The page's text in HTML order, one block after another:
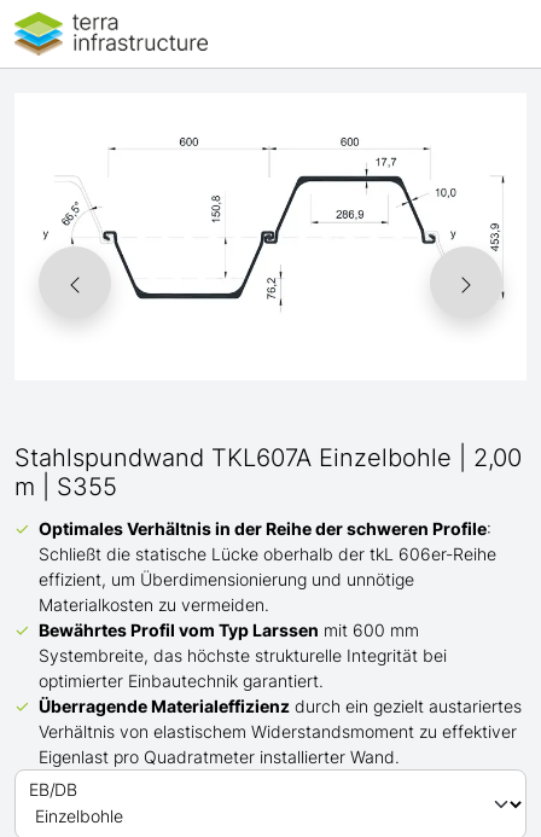
Stahlspundwand TKL607A Einzelbohle | 2,00
m | S355
Optimales Verhältnisin der Reihe der schweren Profile:
Schließt die statische Lücke oberhalb der tkL 606er-Reihe
effizient, um Überdimensionierung und unnötige
Materialkosten zu vermeiden.
Bewährtes Profil vom Typ Larssen mit 600 mm
Systembreite, das höchste strukturelle Integrität bei
optimierter Einbautechnik garantiert.
Überragende Materialeffizienz durch ein gezielt austariertes
Verhältnis von elastischem Widerstandsmoment zu effektiver
Eigenlast pro Quadratmeter installierter Wand.
EB/DB